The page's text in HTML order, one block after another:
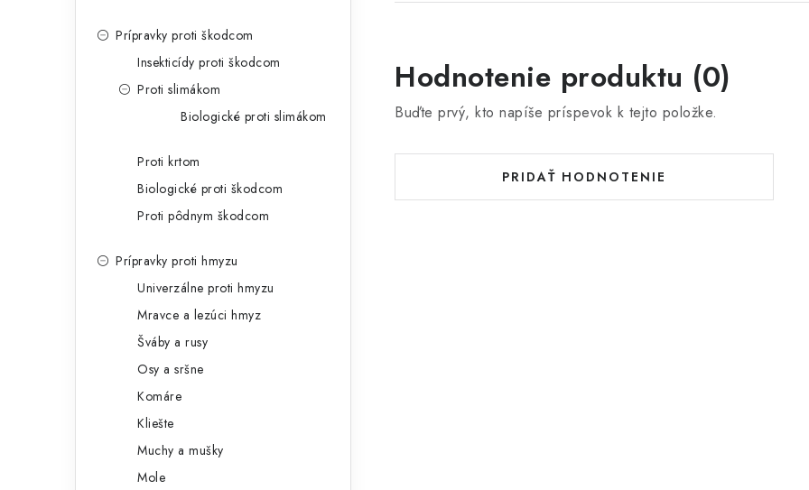
Prípravky proti škodcom
Insekticídy proti škodcom
Proti slimákom
Biologické proti slimákom
Proti krtom
Biologické proti škodcom
Proti pôdnym škodcom
Prípravky proti hmyzu
Univerzálne proti hmyzu
Mravce a lezúci hmyz
Šváby a rusy
Osy a sršne
Komáre
Kliešte
Muchy a mušky
Mole
Hodnotenie produktu (0)
Buďte prvý, kto napíše príspevok k tejto položke.
PRIDAŤ HODNOTENIE